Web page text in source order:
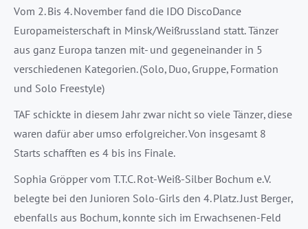
Vom 2. Bis 4. November fand die IDO DiscoDance
Europameisterschaft in Minsk/Weißrussland statt. Tänzer
aus ganz Europa tanzen mit- und gegeneinander in 5
verschiedenen Kategorien. (Solo, Duo, Gruppe, Formation
und Solo Freestyle)
TAF schickte in diesem Jahr zwar nicht so viele Tänzer, diese
waren dafür aber umso erfolgreicher. Von insgesamt 8
Starts schafften es 4 bis ins Finale.
Sophia Gröpper vom T.T.C. Rot-Weiß-Silber Bochum e.V.
belegte bei den Junioren Solo-Girls den 4. Platz. Just Berger,
ebenfalls aus Bochum, konnte sich im Erwachsenen-Feld